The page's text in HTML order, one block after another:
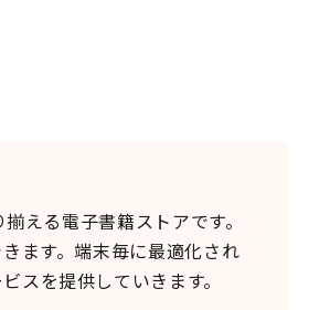
る電子書籍ストアです。
ます。端末毎に最適化され
スを提供していきます。